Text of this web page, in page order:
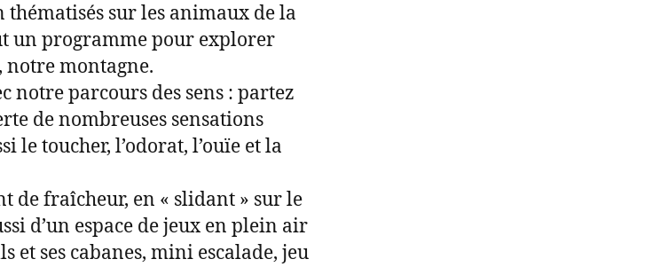
sur les animaux de la
un programme pour explorer
montagne.
notre parcours des sens : partez
de nombreuses sensations
le toucher, l’odorat, l’ouïe et la
de fraîcheur, en « slidant » sur le
d’un espace de jeux en plein air
et ses cabanes, mini escalade, jeu